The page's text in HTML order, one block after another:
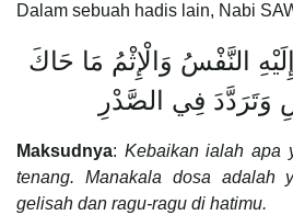
Dalam sebuah hadis lain, Nabi
النَّفْسُ وَالْإِثْمُ مَا حَاكَ
وَتَرَدَّدَ فِي الصَّدْرِ
Maksudnya: Kebaikan ialah apa
tenang. Manakala dosa adalah
gelisah dan ragu-ragu di hatimu.